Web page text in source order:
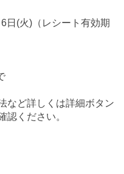
日(火)（レシート有効期
など詳しくは詳細ボタン
認ください。